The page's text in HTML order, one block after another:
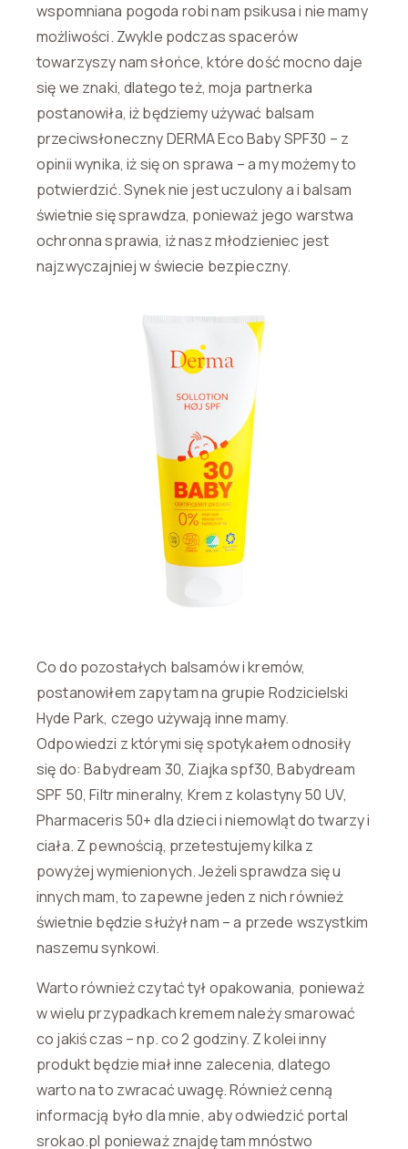
wspomniana pogoda robi nam psikusa i nie mamy
możliwości. Zwykle podczas spacerów
towarzyszy nam słońce, które dość mocno daje
się we znaki, dlatego też, moja partnerka
postanowiła, iż będziemy używać balsam
przeciwsłoneczny DERMA Eco Baby SPF30 – z
opinii wynika, iż się on sprawa – a my możemy to
potwierdzić. Synek nie jest uczulony a i balsam
świetnie się sprawdza, ponieważ jego warstwa
ochronna sprawia, iż nasz młodzieniec jest
najzwyczajniej w świecie bezpieczny.
Co do pozostałych balsamów i kremów,
postanowiłem zapytam na grupie Rodzicielski
Hyde Park, czego używają inne mamy.
Odpowiedzi z którymi się spotykałem odnosiły
się do: Babydream 30, Ziajka spf30, Babydream
SPF 50, Filtr mineralny, Krem z kolastyny 50 UV,
Pharmaceris 50+ dla dzieci i niemowląt do twarzy i
ciała. Z pewnością, przetestujemy kilka z
powyżej wymienionych. Jeżeli sprawdza się u
innych mam, to zapewne jeden z nich również
świetnie będzie służył nam – a przede wszystkim
naszemu synkowi.
Warto również czytać tył opakowania, ponieważ
w wielu przypadkach kremem należy smarować
co jakiś czas – np. co 2 godziny. Z kolei inny
produkt będzie miał inne zalecenia, dlatego
warto na to zwracać uwagę. Również cenną
informacją było dla mnie, aby odwiedzić portal
srokao.pl ponieważ znajdę tam mnóstwo